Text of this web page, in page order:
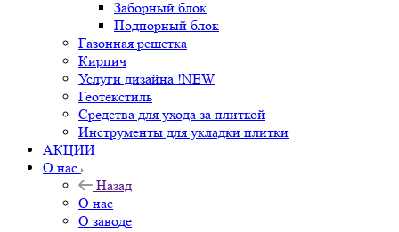
Заборный блок
Подпорный блок
Газонная решетка
Кирпич
Услуги дизайна !NEW
Геотекстиль
Средства для ухода за плиткой
Инструменты для укладки плитки
АКЦИИ
О нас
Назад
О нас
О заводе